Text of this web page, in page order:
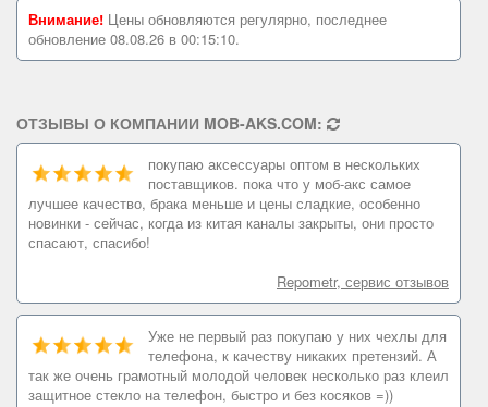
Внимание! Цены обновляются регулярно, последнее
обновление 08.08.26 в 00:15:10.
ОТЗЫВЫ О КОМПАНИИ MOB-AKS.COM:
покупаю аксессуары оптом в нескольких
поставщиков. пока что у моб-акс самое
лучшее качество, брака меньше и цены сладкие, особенно
новинки - сейчас, когда из китая каналы закрыты, они просто
спасают, спасибо!
Repometr, сервис отзывов
Уже не первый раз покупаю у них чехлы для
телефона, к качеству никаких претензий. А
так же очень грамотный молодой человек несколько раз клеил
защитное стекло на телефон, быстро и без косяков =))